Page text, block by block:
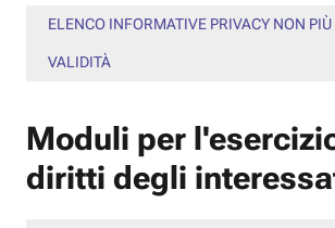
ELENCO INFORMATIVE PRIVACY NON PIÙ
VALIDITÀ
Moduli per
diritti degli